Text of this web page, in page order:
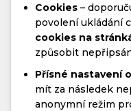
Cookies –
povolení ukládání
cookies na
způsobit
Přísné nastavení
mít za následek
anonymní režim